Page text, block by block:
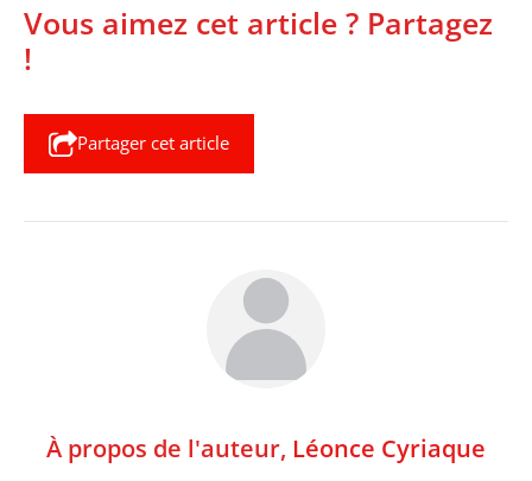
Vous aimez cet article ? Partagez
!
Partager cet article
À propos de l'auteur, Léonce Cyriaque